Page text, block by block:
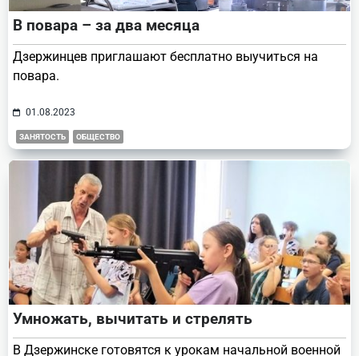
В повара – за два месяца
Дзержинцев приглашают бесплатно выучиться на
повара.
01.08.2023
ЗАНЯТОСТЬ ОБЩЕСТВО
Умножать, вычитать и стрелять
В Дзержинске готовятся к урокам начальной военной